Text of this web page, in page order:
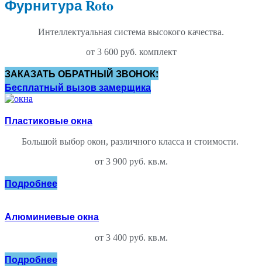
Фурнитура Roto
Интеллектуальная система высокого качества.
от 3 600 руб. комплект
ЗАКАЗАТЬ ОБРАТНЫЙ ЗВОНОК!
Бесплатный вызов замерщика
Пластиковые окна
Большой выбор окон, различного класса и стоимости.
от 3 900 руб. кв.м.
Подробнее
Алюминиевые окна
от 3 400 руб. кв.м.
Подробнее